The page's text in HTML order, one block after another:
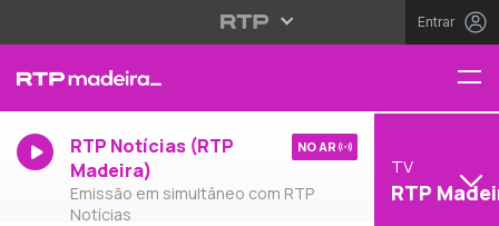
Entrar
RTP Notícias (RTP
Madeira)
Emissão em simultâneo com RTP
Notícias
NO AR
TV
RTP